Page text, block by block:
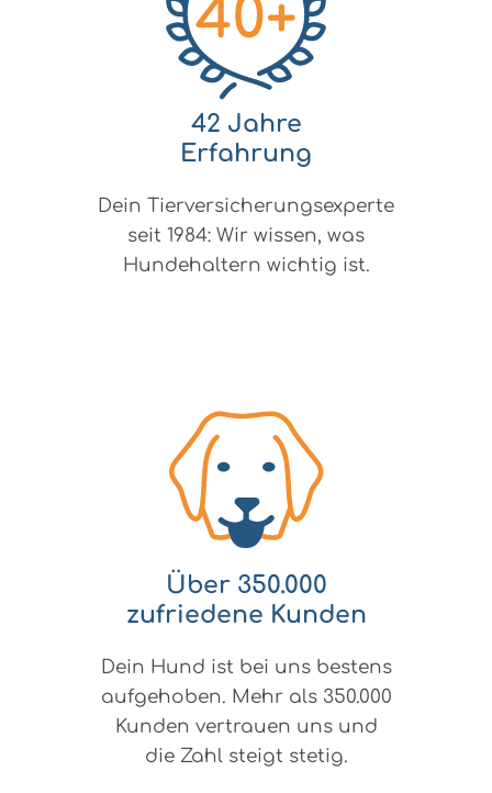
42 Jahre
Erfahrung
Dein Tierversicherungsexperte
seit 1984: Wir wissen, was
Hundehaltern wichtig ist.
Über 350.000
zufriedene Kunden
Dein Hund ist bei uns bestens
aufgehoben. Mehr als 350.000
Kunden vertrauen uns und
die Zahl steigt stetig.